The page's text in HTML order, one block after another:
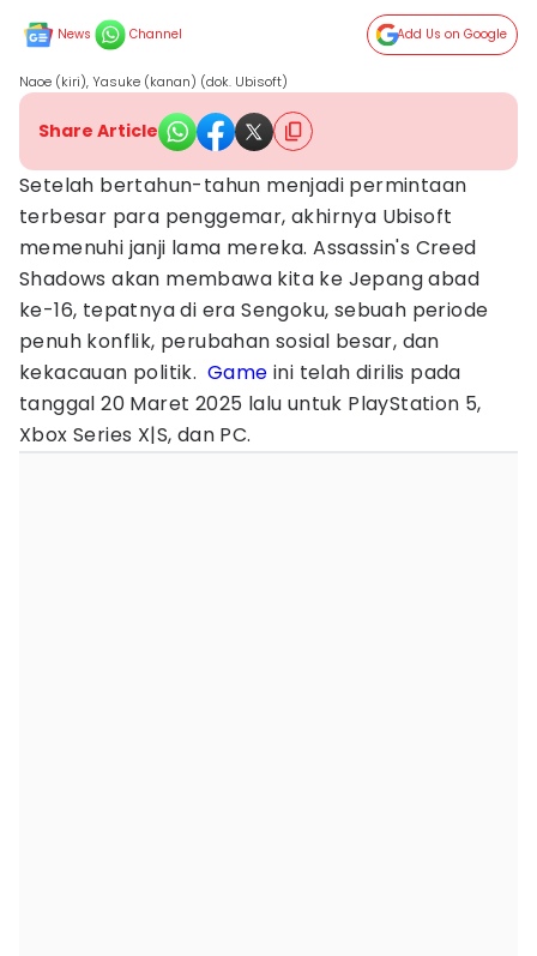
News Channel Add Us on Google
Naoe (kiri), Yasuke (kanan) (dok. Ubisoft)
Share Article
Setelah bertahun-tahun menjadi permintaan
terbesar para penggemar, akhirnya Ubisoft
memenuhi janji lama mereka. Assassin's Creed
Shadows akan membawa kita ke Jepang abad
ke-16, tepatnya di era Sengoku, sebuah periode
penuh konflik, perubahan sosial besar, dan
kekacauan politik. Game ini telah dirilis pada
tanggal 20 Maret 2025 lalu untuk PlayStation 5,
Xbox Series X|S, dan PC.